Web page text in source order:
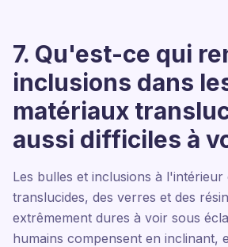
7. Qu'est-ce qui
inclusions dans
matériaux
aussi difficiles à
Les bulles et inclusions à l'intérieur
translucides, des verres et des
extrêmement dures à voir sous
humains compensent en inclinant,